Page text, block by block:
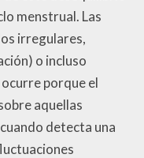
menstrual. Las
irregulares,
o incluso
porque el
aquellas
detecta una